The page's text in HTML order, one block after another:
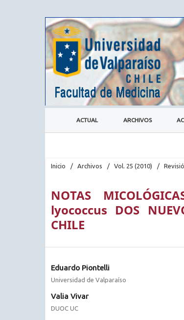
ACTUAL ARCHIVOS
Inicio / Archivos / Vol. 25 (2010) /
NOTAS
lyococcus DOS
CHILE
Eduardo Piontelli
Universidad de Valparaíso
Valia Vivar
DUOC UC